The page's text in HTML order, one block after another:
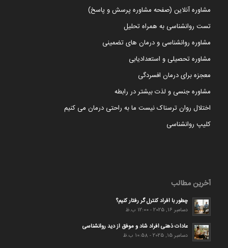
مشاوره آنلاین (صفحه مشاوره پرسش و پاسخ)
تست روانشناسی به همراه تحلیل
مشاوره روانشناسی و درمان های تضمینی
مشاوره تحصیلی و استعدادیابی
معجزه برای درمان افسردگی
مشاوره جنسی و لذت بیشتر در رابطه
اختلال روان ترسناک نیست ما به راحتی درمان می کنیم
کلیپ روانشناسی
آخرین مطالب
چطور با افراد کنترل گر رفتار کنیم؟
دسامبر 16, 2025 - 12:00 ب.ظ
عادات ذهنی افراد شاد و موفق از دید روانشناسی
دسامبر 15, 2025 - 10:58 ب.ظ